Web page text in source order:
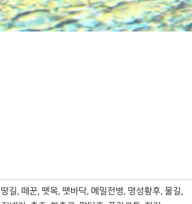
땅길 떼꾼 뗏목 뗏바닥 메밀전병 명성황후 물길